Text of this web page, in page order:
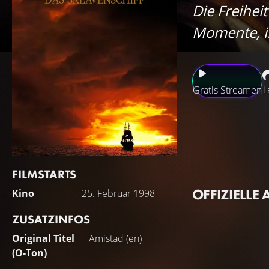
Die
Momente,
FILMSTARTS
Kino 25. Februar 1998
ZUSATZINFOS
Original Titel
(O-Ton)
Amistad (en)
Gratis Streamen
Sklaven als ihr
Grundlage einer
OFFIZIELLE